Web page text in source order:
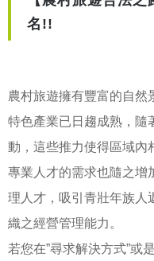
名!!
農村旅遊擁有豐富的自然
特色產業已日趨成熟，隨
動，這些推力使得區域內
專業人才的需求也隨之增
理人才，吸引青壯年族人
織之經營管理能力。
若您在”尋求解決方式”或